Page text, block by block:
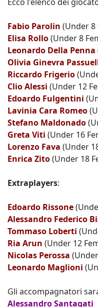
Ecco l'elenco dei
Fabio Parolin (Under 8
Elisa Rollo(Under 8
Leonardo Della Penna
Olivia Ginevra
Riccardo Frigerio
Clio Alessi (Under 12
Edoardo Fulgentini
Lavinia Cara Romeo
Stefano Maldonado
Greta Viti (Under 16
Lorenzo Fava (Under
Enrica Zito(Under 18
Extraplayers:
Edoardo Rissone
Alessandro Federico
Tommaso Loberti
Ria Arun (Under 12
Nicolas Perossa
Leonardo Maglioni
Gli accompagnatori
Alessandro Santagati